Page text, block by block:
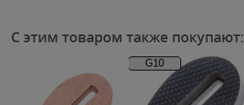
С этим товаром также покупают:
G10